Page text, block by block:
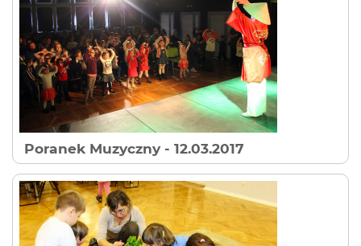
Poranek Muzyczny - 12.03.2017